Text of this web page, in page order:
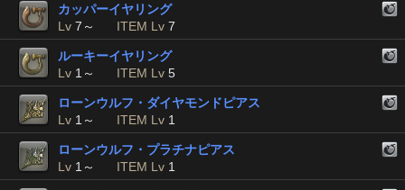
カッパーイヤリング
Lv 7～ ITEM Lv 7
ルーキーイヤリング
Lv 1～ ITEM Lv 5
ローンウルフ・ダイヤモンドピアス
Lv 1～ ITEM Lv 1
ローンウルフ・プラチナピアス
Lv 1～ ITEM Lv 1